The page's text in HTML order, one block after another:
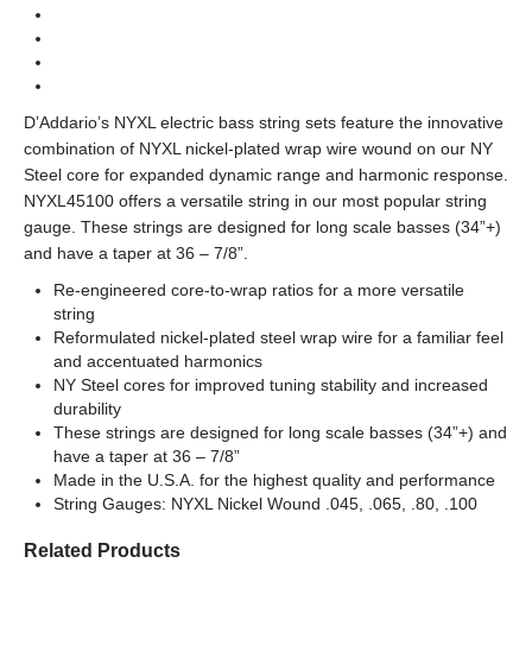
D’Addario’s NYXL electric bass string sets feature the innovative
combination of NYXL nickel-plated wrap wire wound on our NY
Steel core for expanded dynamic range and harmonic response.
NYXL45100 offers a versatile string in our most popular string
gauge. These strings are designed for long scale basses (34”+)
and have a taper at 36 – 7/8”.
Re-engineered core-to-wrap ratios for a more versatile
string
Reformulated nickel-plated steel wrap wire for a familiar feel
and accentuated harmonics
NY Steel cores for improved tuning stability and increased
durability
These strings are designed for long scale basses (34”+) and
have a taper at 36 – 7/8”
Made in the U.S.A. for the highest quality and performance
String Gauges: NYXL Nickel Wound .045, .065, .80, .100
Related Products